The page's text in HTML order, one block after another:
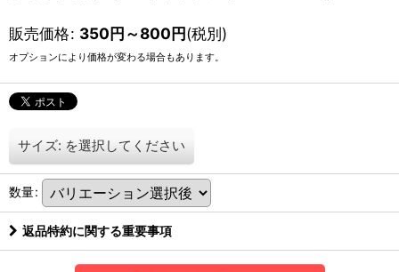
販売価格: 350円～800円(税別)
オプションにより価格が変わる場合もあります。
サイズ: を選択してください
数量:
返品特約に関する重要事項